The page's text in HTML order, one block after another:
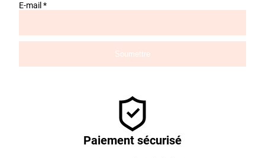
E-mail *
Paiement sécurisé